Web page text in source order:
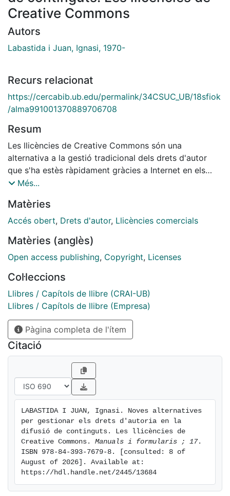
Creative Commons
Autors
Labastida i Juan, Ignasi, 1970-
Recurs relacionat
https://cercabib.ub.edu/permalink/34CSUC_UB/18sfiok
/alma991001370889706708
Resum
Les llicències de Creative Commons són una
alternativa a la gestió tradicional dels drets d'autor
que s'ha estès ràpidament gràcies a Internet en els
seus cinc anys d'existència. L'aparició d'aquesta nova
difusió de qualsevol contingut i, en definitiva, del
coneixement que ha obligat a replantejaments no tan
institucions i administracions. En aquest llibre es
presenta el model que proposa Creative Commons per
persona, tot respectant-ne els drets d'autor.
Més...
Matèries
Accés obert, Drets d'autor, Llicències comercials
Matèries (anglès)
Open access publishing, Copyright, Licenses
Col·leccions
Llibres / Capítols de llibre (CRAI-UB)
Llibres / Capítols de llibre (Empresa)
Pàgina completa de l'ítem
Citació
LABASTIDA I JUAN, Ignasi. Noves alternatives
per gestionar els drets d'autoria en la
difusió de continguts. Les llicències de
Creative Commons. Manuals i formularis ; 17.
ISBN 978-84-393-7679-8. [consulted: 8 of
August of 2026]. Available at:
https://hdl.handle.net/2445/13684